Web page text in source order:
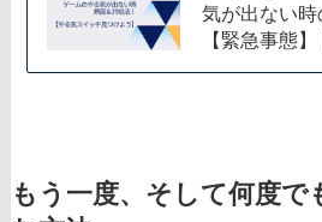
気が出ない時
【緊急事態
もう一度、そして何度で